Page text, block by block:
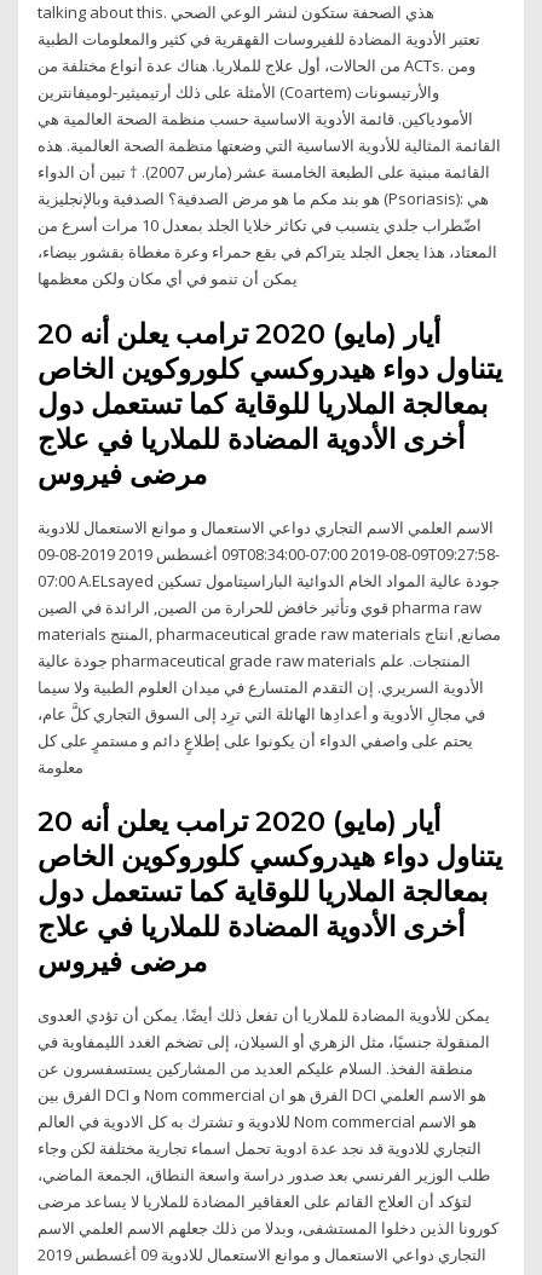
talking about this. ‎هذي الصحفة ستكون لنشر الوعي الصحي
والمعلومات الطبية‎ تعتبر الأدوية المضادة للفيروسات القهقرية في كثير
من الحالات، أول علاج للملاريا. هناك عدة أنواع مختلفة من ACTs. ومن
الأمثلة على ذلك أرتيميثير-لوميفانترين (Coartem) والأرتيسونات
الأمودياكين. قائمة الأدوية الاساسية حسب منظمة الصحة العالمية هي
القائمة المثالية للأدوية الاساسية التي وضعتها منظمة الصحة العالمية. هذه
القائمة مبنية على الطبعة الخامسة عشر (مارس 2007). † تبين أن الدواء
هو بند مكم ما هو مرض الصدفية؟ الصدفية وبالإنجليزية (Psoriasis): هي
اضّطراب جلدي يتسبب في تكاثر خلايا الجلد بمعدل 10 مرات أسرع من
المعتاد، هذا يجعل الجلد يتراكم في بقع حمراء وعرة مغطاة بقشور بيضاء،
يمكن أن تنمو في أي مكان ولكن معظمها
20 أيار (مايو) 2020 ترامب يعلن أنه
يتناول دواء هيدروكسي كلوروكوين الخاص
بمعالجة الملاريا للوقاية كما تستعمل دول
أخرى الأدوية المضادة للملاريا في علاج
الاسم العلمي الاسم التجاري دواعي الاستعمال و موانع الاستعمال للادوية
09 أغسطس 2019 2019-08-09T08:34:00-07:00 2019-08-09T09:27:58-
07:00 A.ELsayed جودة عالية المواد الخام الدوائية الباراسيتامول تسكين
قوي وتأثير خافض للحرارة من الصين, الرائدة في الصين pharma raw
materials المنتج, pharmaceutical grade raw materials مصانع, انتاج
جودة عالية pharmaceutical grade raw materials المنتجات. علم
الأدوية السريري. إن التقدم المتسارع في ميدان العلوم الطبية ولا سيما
في مجالِ الأدوية و أعدادِها الهائلة التي ترِد إلى السوق التجاري كلَّ عام،
يحتم على واصفي الدواء أن يكونوا على إطلاعٍ دائم و مستمرٍ على كل
معلومة
20 أيار (مايو) 2020 ترامب يعلن أنه
يتناول دواء هيدروكسي كلوروكوين الخاص
بمعالجة الملاريا للوقاية كما تستعمل دول
أخرى الأدوية المضادة للملاريا في علاج
يمكن للأدوية المضادة للملاريا أن تفعل ذلك أيضًا. يمكن أن تؤدي العدوى
المنقولة جنسيًا، مثل الزهري أو السيلان، إلى تضخم الغدد الليمفاوية في
منطقة الفخذ. السلام عليكم العديد من المشاركين يستسفسرون عن
الفرق بين DCI و Nom commercial الفرق هو ان DCI هو الاسم العلمي
للادوية و تشترك به كل الادوية في العالم Nom commercial هو الاسم
التجاري للادوية قد نجد عدة ادوية تحمل اسماء تجارية مختلفة لكن وجاء
طلب الوزير الفرنسي بعد صدور دراسة واسعة النطاق، الجمعة الماضي،
لتؤكد أن العلاج القائم على العقاقير المضادة للملاريا لا يساعد مرضى
كورونا الذين دخلوا المستشفى، وبدلا من ذلك جعلهم الاسم العلمي الاسم
التجاري دواعي الاستعمال و موانع الاستعمال للادوية 09 أغسطس 2019